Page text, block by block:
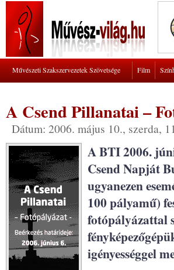
Művészeti Szakszervezetek Szövetsége Film
A Csend Pillanatai –
Dátum: 2006. május 10., szerda,
A BTI 2006.
Csend Napját
ugyanezen
100 pályamű)
fotópályázattal
igényességgel